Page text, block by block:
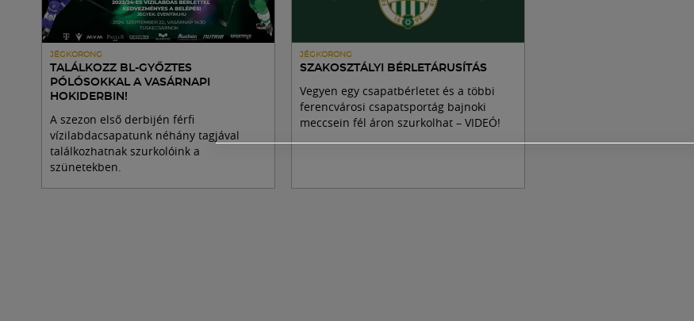
JÉGKORONG
TALÁLKOZZ BL-GYŐZTES
PÓLÓSOKKAL A VASÁRNAPI
HOKIDERBIN!
A szezon első derbijén férfi
vízilabdacsapatunk néhány tagjával
találkozhatnak szurkolóink a
szünetekben.
JÉGKORONG
SZAKOSZTÁLYI BÉRLETÁRUSÍTÁS
Vegyen egy csapatbérletet és a többi
ferencvárosi csapatsportág bajnoki
meccsein fél áron szurkolhat – VIDEÓ!